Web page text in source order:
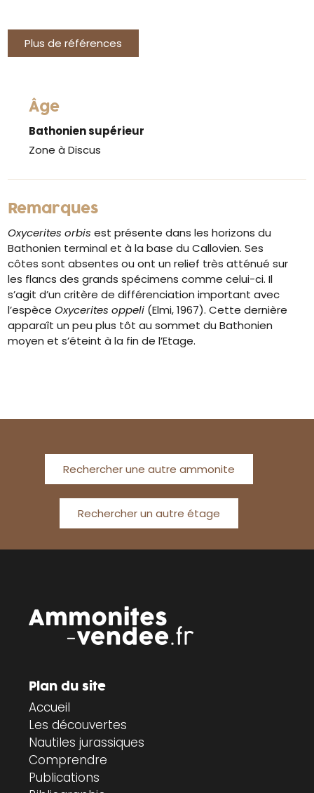
Plus de références
Âge
Bathonien supérieur
Zone à Discus
Remarques
Oxycerites orbis est présente dans les horizons du
Bathonien terminal et à la base du Callovien. Ses
côtes sont absentes ou ont un relief très atténué sur
les flancs des grands spécimens comme celui-ci. Il
s’agit d’un critère de différenciation important avec
l’espèceOxycerites oppeli (Elmi, 1967). Cette dernière
apparaît un peu plus tôt au sommet du Bathonien
moyen et s’éteint à la fin de l’Etage.
Rechercher une autre ammonite
Rechercher un autre étage
Plan du site
Accueil
Les découvertes
Nautiles jurassiques
Comprendre
Publications